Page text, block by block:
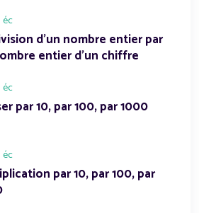
éc
d'un nombre entier par
entier d'un chiffre
éc
par 10, par 100, par 1000
éc
par 10, par 100, par